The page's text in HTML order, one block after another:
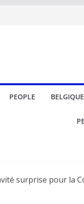
PEOPLE BELGIQUE